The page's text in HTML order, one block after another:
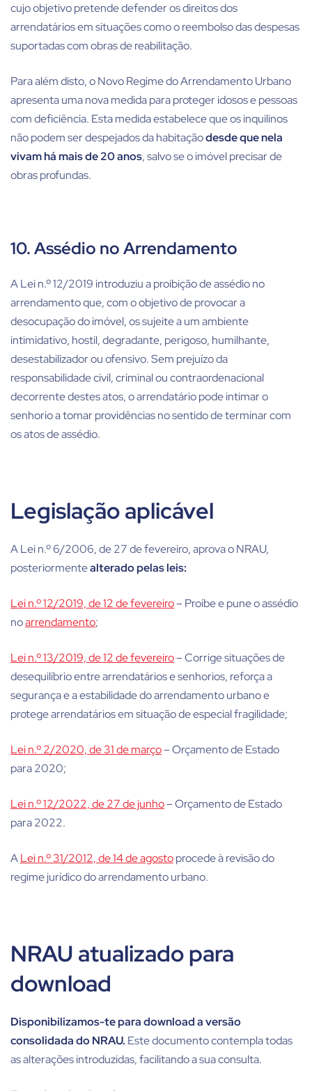
cujo objetivo pretende defender os direitos dos
arrendatários em situações como o reembolso das despesas
suportadas com obras de reabilitação.
Para além disto, o Novo Regime do Arrendamento Urbano
apresenta uma nova medida para proteger idosos e pessoas
com deficiência. Esta medida estabelece que os inquilinos
não podem ser despejados da habitaçãodesde que nela
vivam há mais de 20 anos, salvo se o imóvel precisar de
obras profundas.
10. Assédio no Arrendamento
A Lei n.º 12/2019 introduziu a proibição de assédio no
arrendamento que, com o objetivo de provocar a
desocupação do imóvel, os sujeite a um ambiente
intimidativo, hostil, degradante, perigoso, humilhante,
desestabilizador ou ofensivo. Sem prejuízo da
responsabilidade civil, criminal ou contraordenacional
decorrente destes atos, o arrendatário pode intimar o
senhorio a tomar providências no sentido de terminar com
os atos de assédio.
Legislação aplicável
A Lei n.º 6/2006, de 27 de fevereiro, aprova o NRAU,
posteriormentealterado pelas leis:
Lei n.º 12/2019, de 12 de fevereiro– Proíbe e pune o assédio
noarrendamento;
Lei n.º 13/2019, de 12 de fevereiro– Corrige situações de
desequilíbrio entre arrendatários e senhorios, reforça a
segurança e a estabilidade do arrendamento urbano e
protege arrendatários em situação de especial fragilidade;
Lei n.º 2/2020, de 31 de março– Orçamento de Estado
para 2020;
Lei n.º 12/2022, de 27 de junho– Orçamento de Estado
para 2022.
ALei n.º 31/2012, de 14 de agostoprocede à revisão do
regime jurídico do arrendamento urbano.
NRAU atualizado para
download
Disponibilizamos-te para download a versão
consolidada do NRAU. Este documento contempla todas
as alterações introduzidas, facilitando a sua consulta.